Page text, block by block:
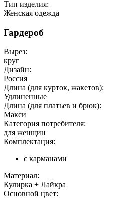
Тип изделия:
Женская одежда
Гардероб
Вырез:
круг
Дизайн:
Россия
Длина (для курток, жакетов):
Удлиненные
Длина (для платьев и брюк):
Макси
Категория потребителя:
для женщин
Комплектация:
с карманами
Материал:
Кулирка + Лайкра
Основной цвет: